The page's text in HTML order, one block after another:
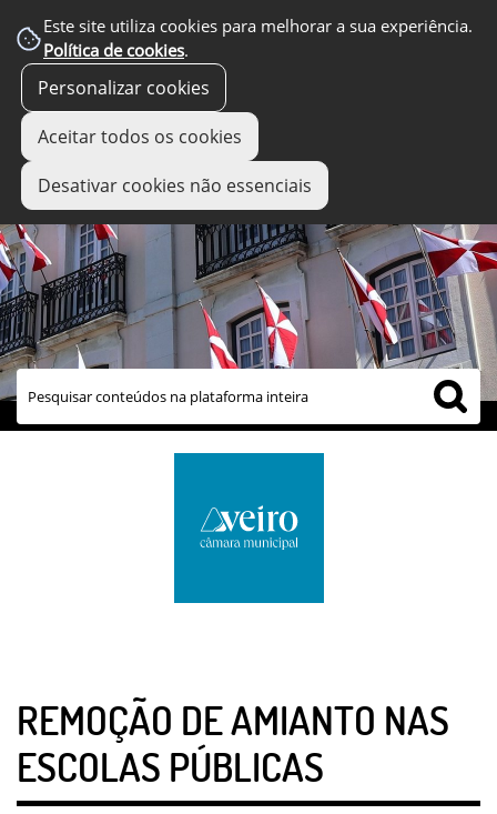
Este site utiliza cookies para melhorar a sua experiência.
Política de cookies.
Personalizar cookies
Aceitar todos os cookies
Desativar cookies não essenciais
links úteis
REMOÇÃO DE AMIANTO NAS
ESCOLAS PÚBLICAS